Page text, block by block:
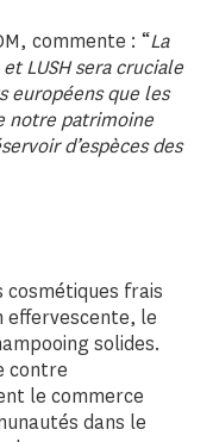
commente : “La
LUSH sera cruciale
européens que les
notre patrimoine
d’espèces des
cosmétiques frais
effervescente, le
solides.
contre
le commerce
dans le